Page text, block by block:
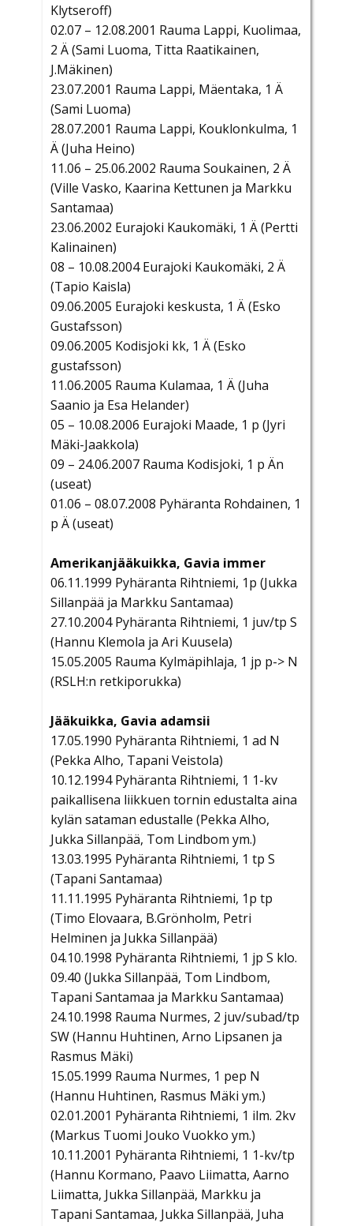
Klytseroff)
02.07 – 12.08.2001 Rauma Lappi, Kuolimaa,
2 Ä (Sami Luoma, Titta Raatikainen,
J.Mäkinen)
23.07.2001 Rauma Lappi, Mäentaka, 1 Ä
(Sami Luoma)
28.07.2001 Rauma Lappi, Kouklonkulma, 1
Ä (Juha Heino)
11.06 – 25.06.2002 Rauma Soukainen, 2 Ä
(Ville Vasko, Kaarina Kettunen ja Markku
Santamaa)
23.06.2002 Eurajoki Kaukomäki, 1 Ä (Pertti
Kalinainen)
08 – 10.08.2004 Eurajoki Kaukomäki, 2 Ä
(Tapio Kaisla)
09.06.2005 Eurajoki keskusta, 1 Ä (Esko
Gustafsson)
09.06.2005 Kodisjoki kk, 1 Ä (Esko
gustafsson)
11.06.2005 Rauma Kulamaa, 1 Ä (Juha
Saanio ja Esa Helander)
05 – 10.08.2006 Eurajoki Maade, 1 p (Jyri
Mäki-Jaakkola)
09 – 24.06.2007 Rauma Kodisjoki, 1 p Än
(useat)
01.06 – 08.07.2008 Pyhäranta Rohdainen, 1
p Ä (useat)
Amerikanjääkuikka, Gavia immer
06.11.1999 Pyhäranta Rihtniemi, 1p (Jukka
Sillanpää ja Markku Santamaa)
27.10.2004 Pyhäranta Rihtniemi, 1 juv/tp S
(Hannu Klemola ja Ari Kuusela)
15.05.2005 Rauma Kylmäpihlaja, 1 jp p-> N
(RSLH:n retkiporukka)
Jääkuikka, Gavia adamsii
17.05.1990 Pyhäranta Rihtniemi, 1 ad N
(Pekka Alho, Tapani Veistola)
10.12.1994 Pyhäranta Rihtniemi, 1 1-kv
paikallisena liikkuen tornin edustalta aina
kylän sataman edustalle (Pekka Alho,
Jukka Sillanpää, Tom Lindbom ym.)
13.03.1995 Pyhäranta Rihtniemi, 1 tp S
(Tapani Santamaa)
11.11.1995 Pyhäranta Rihtniemi, 1p tp
(Timo Elovaara, B.Grönholm, Petri
Helminen ja Jukka Sillanpää)
04.10.1998 Pyhäranta Rihtniemi, 1 jp S klo.
09.40 (Jukka Sillanpää, Tom Lindbom,
Tapani Santamaa ja Markku Santamaa)
24.10.1998 Rauma Nurmes, 2 juv/subad/tp
SW (Hannu Huhtinen, Arno Lipsanen ja
Rasmus Mäki)
15.05.1999 Rauma Nurmes, 1 pep N
(Hannu Huhtinen, Rasmus Mäki ym.)
02.01.2001 Pyhäranta Rihtniemi, 1 ilm. 2kv
(Markus Tuomi Jouko Vuokko ym.)
10.11.2001 Pyhäranta Rihtniemi, 1 1-kv/tp
(Hannu Kormano, Paavo Liimatta, Aarno
Liimatta, Jukka Sillanpää, Markku ja
Tapani Santamaa, Jukka Sillanpää, Juha